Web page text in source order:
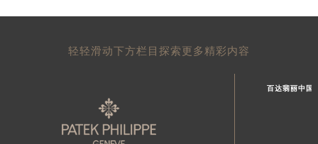
轻轻滑动下方栏目探索更多精彩内容
百达翡丽中国